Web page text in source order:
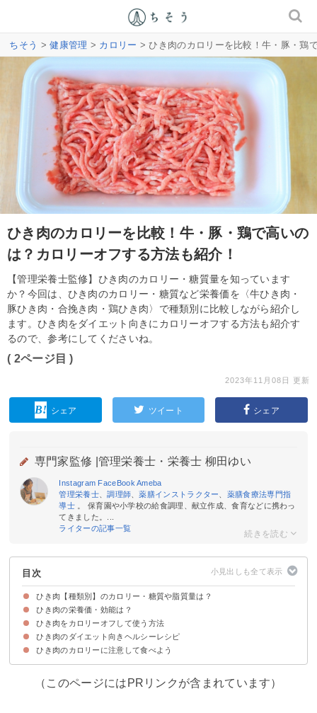
ちそう >健康管理 > カロリー > ひき肉のカロリーを比較！牛・豚・鶏
ひき肉のカロリーを比較！牛・豚・鶏で高いの
は？カロリーオフする方法も紹介！
【管理栄養士監修】ひき肉のカロリー・糖質量を知っています
か？今回は、ひき肉のカロリー・糖質など栄養価を〈牛ひき肉・
豚ひき肉・合挽き肉・鶏ひき肉〉で種類別に比較しながら紹介し
ます。ひき肉をダイエット向きにカロリーオフする方法も紹介す
るので、参考にしてくださいね。
( 2ページ目 )
2023年11月08日 更新
シェア ツイート シェア
専門家監修 | 管理栄養士・栄養士 柳田ゆい
Instagram FaceBook Ameba
管理栄養士、調理師 、薬膳インストラクター
薬膳食療法専門指
導士 。 保育園や小学校の給食調理、献立作成、食育などに携わっ
てきました。...
ライターの記事一覧
目次
ひき肉【種類別】のカロリー・糖質や脂質量は？
①豚ひき肉
②牛ひき肉
③合挽き肉
④鶏ひき肉
ひき肉の栄養価・効能は？
①タンパク質
②ビタミンB1
③ビタミンB6
ひき肉をカロリーオフして使う方法
①調理前に熱湯をかける
②赤身ひき肉を使う
ひき肉のダイエット向きヘルシーレシピ
①麻婆豆腐
②つくね焼き
③豆腐とひき肉の五目巾着煮
ひき肉のカロリーに注意して食べよう
（このページにはPRリンクが含まれています）